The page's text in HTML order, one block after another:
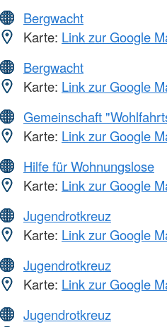
Bergwacht
Karte: Link zur Google
Bergwacht
Karte: Link zur Google
Gemeinschaft
Karte: Link zur Google
Hilfe für Wohnungslose
Karte: Link zur Google
Jugendrotkreuz
Karte: Link zur Google
Jugendrotkreuz
Karte: Link zur Google
Jugendrotkreuz